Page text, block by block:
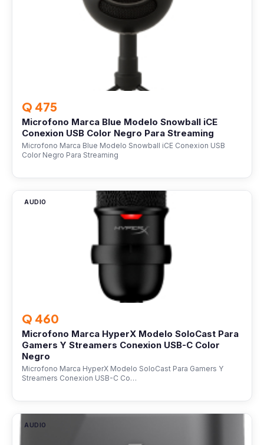
Q 475
Microfono Marca Blue Modelo Snowball iCE
Conexion USB Color Negro Para Streaming
Microfono Marca Blue Modelo Snowball iCE Conexion USB
Color Negro Para Streaming
AUDIO
Q 460
Microfono Marca HyperX Modelo SoloCast Para
Gamers Y Streamers Conexion USB-C Color
Negro
Microfono Marca HyperX Modelo SoloCast Para Gamers Y
Streamers Conexion USB-C Co…
AUDIO